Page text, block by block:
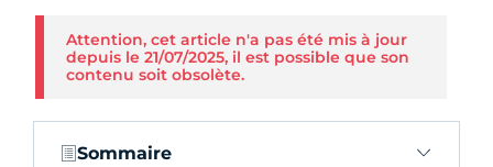
Attention, cet article n'a pas été mis à jour
depuis le 21/07/2025, il est possible que son
contenu soit obsolète.
Sommaire